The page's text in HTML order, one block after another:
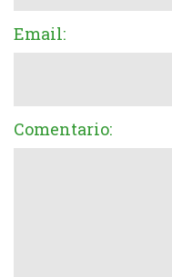
Email:
Comentario: